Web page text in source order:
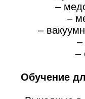
–
–
–
–
–
Обучение